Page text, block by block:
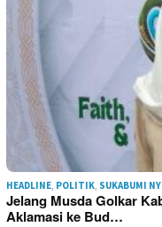
HEADLINE POLITIK SUKABUMI
Jelang Musda Golkar
Aklamasi ke Bud…